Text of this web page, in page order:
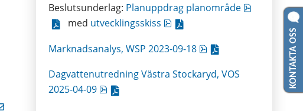
Beslutsunderlag: Planuppdrag planområde
pdf, 2.4
med utvecklingsskiss pdf, 2.5 MB, öppnas i nytt
Marknadsanalys, WSP 2023-09-18 pdf, 748.2 kB,
Dagvattenutredning Västra Stockaryd, VOS
2025-04-09
pdf, 6.3 MB, öppnas i nytt fönster.
KONTAKTA OSS